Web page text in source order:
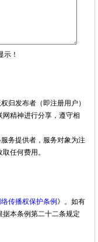
示！
归发布者（即注册用户）
精神进行分享，遵守相
务提供者，服务对象为注
任何费用。
传播权保护条例》。如有
本条例第二十二条规定